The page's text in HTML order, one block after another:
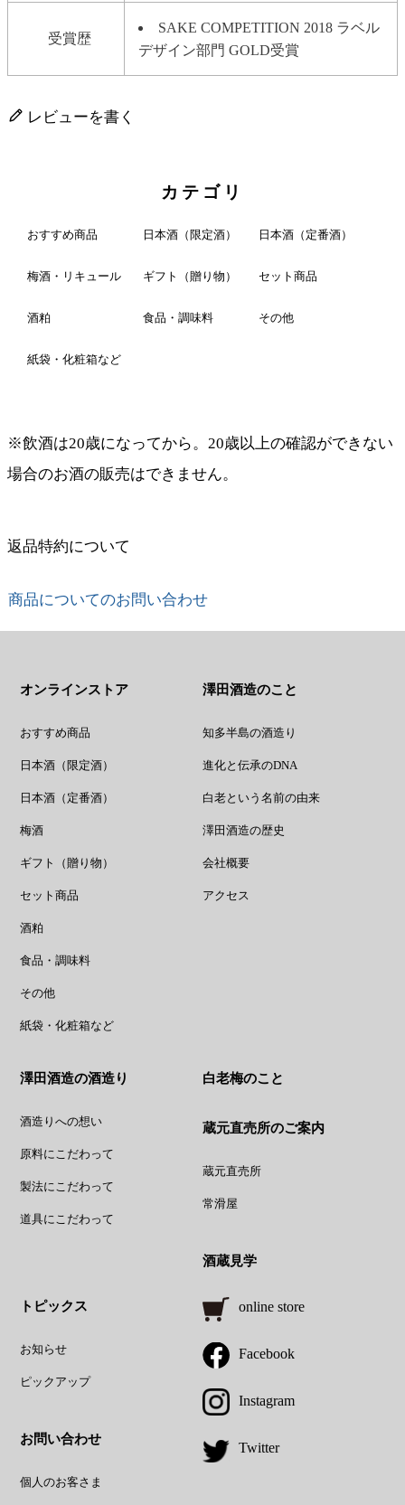
受賞歴
SAKE COMPETITION 2018 ラベル
デザイン部門 GOLD受賞
レビューを書く
カテゴリ
おすすめ商品 日本酒（限定酒） 日本酒（定番酒）
梅酒・リキュール ギフト（贈り物） セット商品
酒粕 食品・調味料 その他
紙袋・化粧箱など
※飲酒は20歳になってから。20歳以上の確認ができない
場合のお酒の販売はできません。
返品特約について
商品についてのお問い合わせ
オンラインストア
おすすめ商品
日本酒（限定酒）
日本酒（定番酒）
梅酒
ギフト（贈り物）
セット商品
酒粕
食品・調味料
その他
紙袋・化粧箱など
澤田酒造のこと
知多半島の酒造り
進化と伝承のDNA
白老という名前の由来
澤田酒造の歴史
会社概要
アクセス
澤田酒造の酒造り
酒造りへの想い
原料にこだわって
製法にこだわって
道具にこだわって
白老梅のこと
蔵元直売所のご案内
蔵元直売所
常滑屋
酒蔵見学
トピックス
お知らせ
ピックアップ
お問い合わせ
個人のお客さま
online store
Facebook
Instagram
Twitter